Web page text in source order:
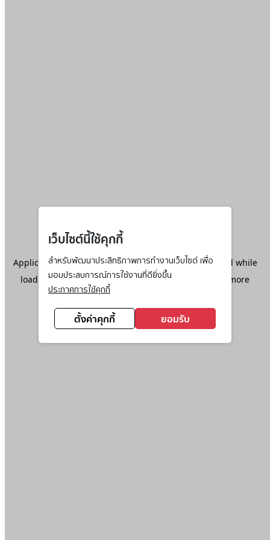
เว็บไซต์นี้ใช้คุกกี้
สำหรับพัฒนาประสิทธิภาพการทำงานเว็บไซต์ เพื่อ
มอบประสบการณ์การใช้งานที่ดียิ่งขึ้น
ประกาศการใช้คุกกี้
ตั้งค่าคุกกี้ ยอมรับ
Application error: aclient-side exception has occurred while
loadingwww.ktc.co.th(see the browser console
for more
information).